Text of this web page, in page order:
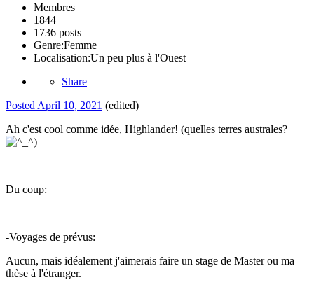
Membres
1844
1736 posts
Genre:Femme
Localisation:Un peu plus à l'Ouest
Share
Posted April 10, 2021 (edited)
Ah c'est cool comme idée, Highlander! (quelles terres australes?
)
Du coup:
-Voyages de prévus:
Aucun, mais idéalement j'aimerais faire un stage de Master ou ma
thèse à l'étranger.